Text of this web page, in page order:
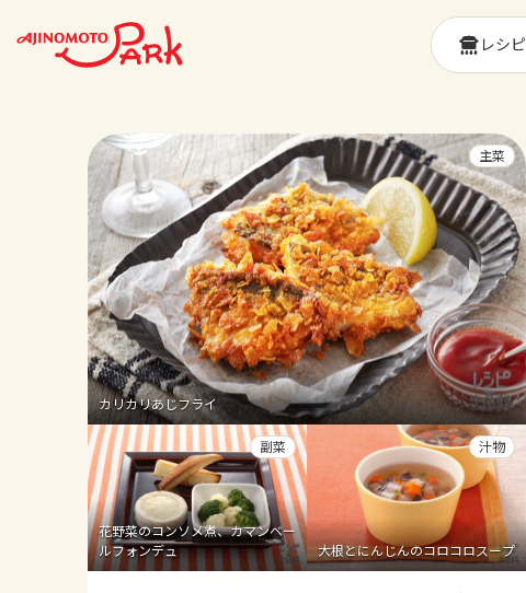
レシピ
カリカリあじフライ
主菜
花野菜のコンソメ煮、カマンベー
ルフォンデュ
副菜
大根とにんじんのコロコロスープ
汁物